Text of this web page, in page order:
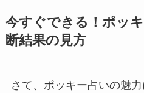
今すぐできる！ポッ
断結果の見方
さて、ポッキー占いの魅